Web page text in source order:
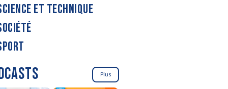
ET TECHNIQUE
Plus